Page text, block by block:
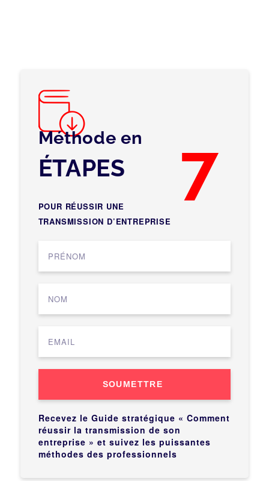
Méthode en 7
ÉTAPES
POUR RÉUSSIR UNE
TRANSMISSION D’ENTREPRISE
SOUMETTRE
Recevez le Guide stratégique « Comment
réussir la transmission de son
entreprise » et suivez les puissantes
méthodes des professionnels